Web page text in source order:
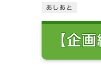
あしあと
【企